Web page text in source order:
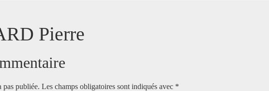
Pierre
pas publiée. Les champs obligatoires sont indiqués avec *